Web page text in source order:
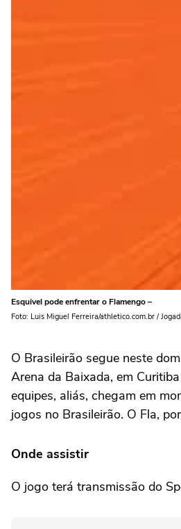
Esquivel pode enfrentar o Flamengo –
Foto: Luis Miguel Ferreira/athletico.com.br /
O Brasileirão segue neste
Arena da Baixada, em
equipes, aliás, chegam em
jogos no Brasileirão. O Fla,
Onde assistir
O jogo terá transmissão do